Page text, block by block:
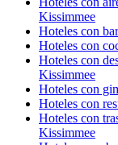
Kissimmee
Hoteles con
Hoteles con
Hoteles con
Kissimmee
Hoteles con
Hoteles con
Hoteles con
Kissimmee